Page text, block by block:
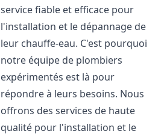
service fiable et efficace pour
l'installation et le dépannage de
leur chauffe-eau. C'est pourquoi
notre équipe de plombiers
expérimentés est là pour
répondre à leurs besoins. Nous
offrons des services de haute
qualité pour l'installation et le